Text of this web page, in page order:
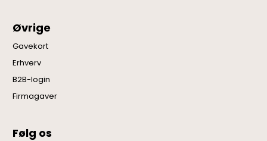
Øvrige
Gavekort
Erhverv
B2B-login
Firmagaver
Følg os